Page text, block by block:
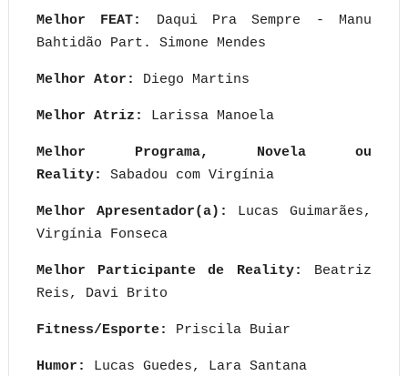
Melhor FEAT: Daqui Pra Sempre - Manu
Bahtidão Part. Simone Mendes
Melhor Ator: Diego Martins
Melhor Atriz: Larissa Manoela
Melhor Programa, Novela ou
Reality: Sabadou com Virgínia
Melhor Apresentador(a): Lucas Guimarães,
Virgínia Fonseca
Melhor Participante de Reality: Beatriz
Reis, Davi Brito
Fitness/Esporte: Priscila Buiar
Humor: Lucas Guedes, Lara Santana